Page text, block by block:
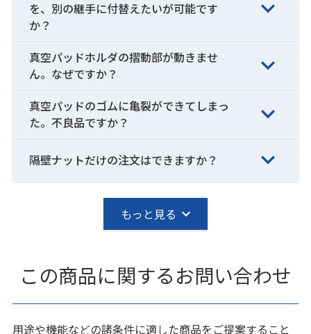
を、別の継手に付替えたいが可能です
か？
真空パッドホルダの摺動部が動きませ
ん。なぜですか？
真空パッドのゴムに亀裂ができてしまっ
た。不良品ですか？
隔壁ナットだけの注文はできますか？
もっと見る
この商品に関するお問い合わせ
用途や機能などの諸条件に適した商品をご提案すること